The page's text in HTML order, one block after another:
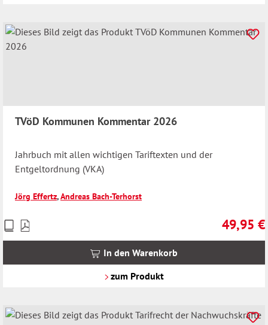
TVöD Kommunen Kommentar 2026
Jahrbuch mit allen wichtigen Tariftexten und der
Entgeltordnung (VKA)
Jörg Effertz,Andreas Bach-Terhorst
49,95 €
Preise
inkl.
In den Warenkorb
zum Produkt